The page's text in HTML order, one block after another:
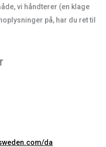
vi håndterer (en klage
på, har du ret til
da